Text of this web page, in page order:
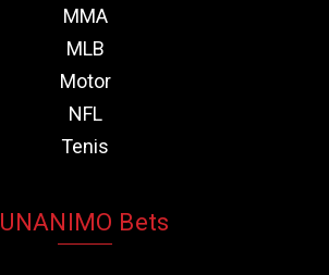
MMA
MLB
Motor
NFL
Tenis
UNANIMO Bets